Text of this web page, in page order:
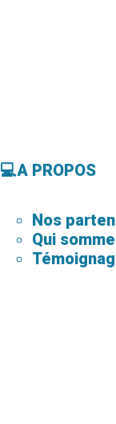
💻A PROPOS
Nos
Qui